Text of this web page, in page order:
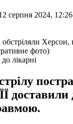
серпня 2024, 12:26
фото)
лікарні
доставили